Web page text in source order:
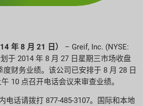
年 8 月 21 日）
– Greif, Inc. (NYSE:
划于 2014 年 8 月 27 日星期三市场收盘
度财务业绩。该公司已安排于 8 月 28 日
10 点召开电话会议来审查业绩。
电话请拨打 877-485-3107。国际和本地